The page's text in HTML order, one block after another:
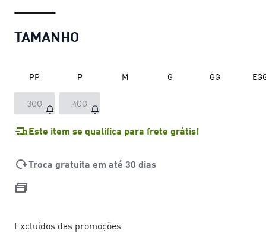
TAMANHO
PP P M G GG
3GG 4GG
Este item se qualifica para frete grátis!
Troca gratuita em até 30 dias
Excluídos das promoções